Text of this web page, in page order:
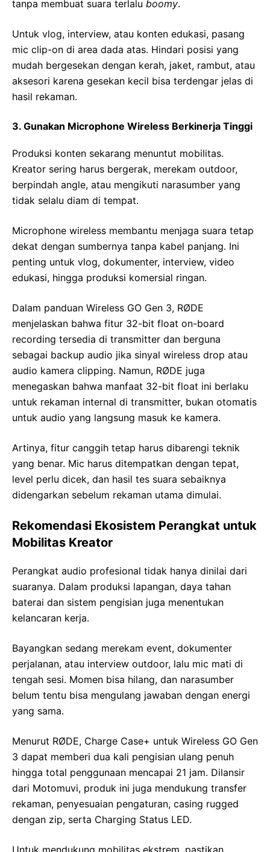
tanpa membuat suara terlalu boomy.
Untuk vlog, interview, atau konten edukasi, pasang
mic clip-on di area dada atas. Hindari posisi yang
mudah bergesekan dengan kerah, jaket, rambut, atau
aksesori karena gesekan kecil bisa terdengar jelas di
hasil rekaman.
3. Gunakan Microphone Wireless Berkinerja Tinggi
Produksi konten sekarang menuntut mobilitas.
Kreator sering harus bergerak, merekam outdoor,
berpindah angle, atau mengikuti narasumber yang
tidak selalu diam di tempat.
Microphone wireless membantu menjaga suara tetap
dekat dengan sumbernya tanpa kabel panjang. Ini
penting untuk vlog, dokumenter, interview, video
edukasi, hingga produksi komersial ringan.
Dalam panduan Wireless GO Gen 3, RØDE
menjelaskan bahwa fitur 32-bit float on-board
recording tersedia di transmitter dan berguna
sebagai backup audio jika sinyal wireless drop atau
audio kamera clipping. Namun, RØDE juga
menegaskan bahwa manfaat 32-bit float ini berlaku
untuk rekaman internal di transmitter, bukan otomatis
untuk audio yang langsung masuk ke kamera.
Artinya, fitur canggih tetap harus dibarengi teknik
yang benar. Mic harus ditempatkan dengan tepat,
level perlu dicek, dan hasil tes suara sebaiknya
didengarkan sebelum rekaman utama dimulai.
Rekomendasi Ekosistem Perangkat untuk
Mobilitas Kreator
Perangkat audio profesional tidak hanya dinilai dari
suaranya. Dalam produksi lapangan, daya tahan
baterai dan sistem pengisian juga menentukan
kelancaran kerja.
Bayangkan sedang merekam event, dokumenter
perjalanan, atau interview outdoor, lalu mic mati di
tengah sesi. Momen bisa hilang, dan narasumber
belum tentu bisa mengulang jawaban dengan energi
yang sama.
Menurut RØDE, Charge Case+ untuk Wireless GO Gen
3 dapat memberi dua kali pengisian ulang penuh
hingga total penggunaan mencapai 21 jam. Dilansir
dari Motomuvi, produk ini juga mendukung transfer
rekaman, penyesuaian pengaturan, casing rugged
dengan zip, serta Charging Status LED.